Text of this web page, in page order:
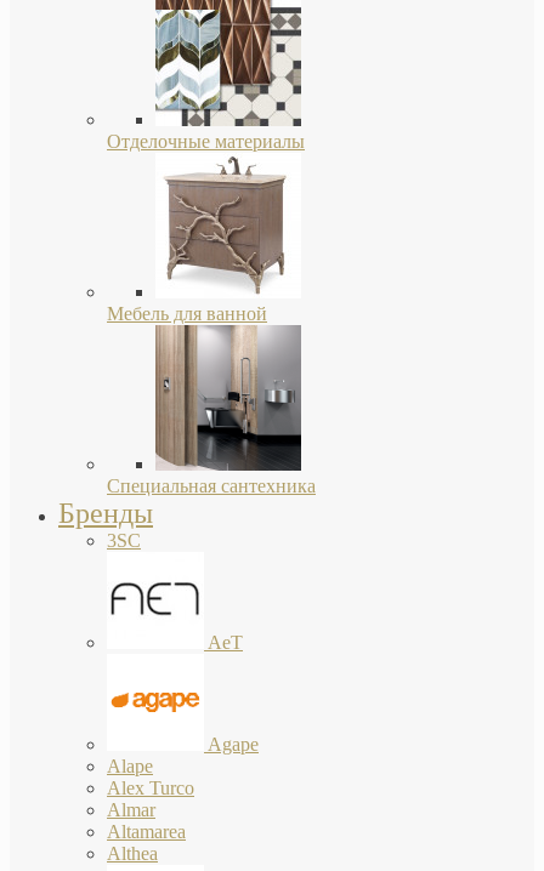
Отделочные материалы
Мебель для ванной
Специальная сантехника
Бренды
3SC
AeT
Agape
Alape
Alex Turco
Almar
Altamarea
Althea